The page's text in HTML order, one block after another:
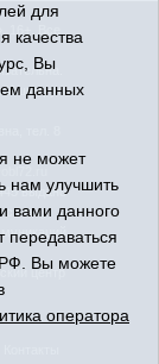
16+. Все
Ишим, ул.
выдано
центр
для
качества
Вы
данных
не может
нам улучшить
вами данного
РФ. Вы можете
оператора